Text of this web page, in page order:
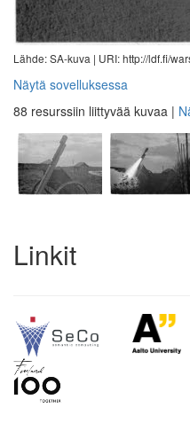
Lähde: SA-kuva | URI: http://ldf.fi/
Näytä sovelluksessa
88 resurssiin liittyvää kuvaa |
Linkit